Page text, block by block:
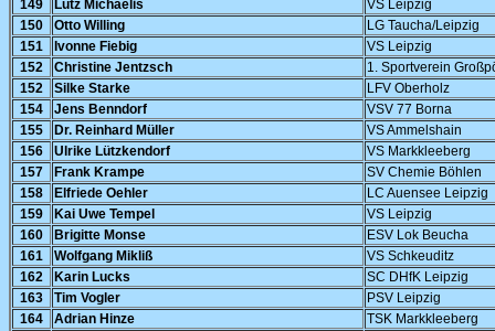
149
Lutz Michaelis
VS Leipzig
150
Otto Willing
LG Taucha/Leipzig
151
Ivonne Fiebig
VS Leipzig
152
Christine Jentzsch
1. Sportverein
152
Silke Starke
LFV Oberholz
154
Jens Benndorf
VSV 77 Borna
155
Dr. Reinhard Müller
VS Ammelshain
156
Ulrike Lützkendorf
VS Markkleeberg
157
Frank Krampe
SV Chemie Böhlen
158
Elfriede Oehler
LC Auensee Leipzig
159
Kai Uwe Tempel
VS Leipzig
160
Brigitte Monse
ESV Lok Beucha
161
Wolfgang Mikliß
VS Schkeuditz
162
Karin Lucks
SC DHfK Leipzig
163
Tim Vogler
PSV Leipzig
164
Adrian Hinze
TSK Markkleeberg